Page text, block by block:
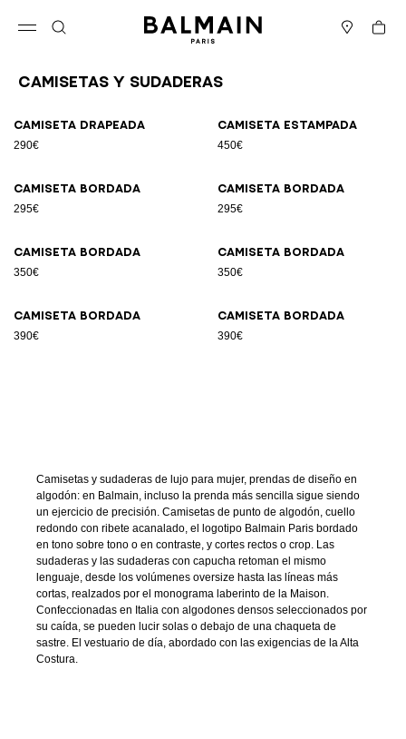
Cesta
Camisetas y sudaderas
Camiseta drapeada
290€
Camiseta estampada
450€
Camiseta bordada
295€
Camiseta bordada
295€
Camiseta bordada
350€
Camiseta bordada
350€
Camiseta bordada
390€
Camiseta bordada
390€
Camisetas y sudaderas de lujo para mujer, prendas de diseño en
algodón: en Balmain, incluso la prenda más sencilla sigue siendo
un ejercicio de precisión. Camisetas de punto de algodón, cuello
redondo con ribete acanalado, el logotipo Balmain Paris bordado
en tono sobre tono o en contraste, y cortes rectos o crop. Las
sudaderas y las sudaderas con capucha retoman el mismo
lenguaje, desde los volúmenes oversize hasta las líneas más
cortas, realzados por el monograma laberinto de la Maison.
Confeccionadas en Italia con algodones densos seleccionados por
su caída, se pueden lucir solas o debajo de una chaqueta de
sastre. El vestuario de día, abordado con las exigencias de la Alta
Costura.